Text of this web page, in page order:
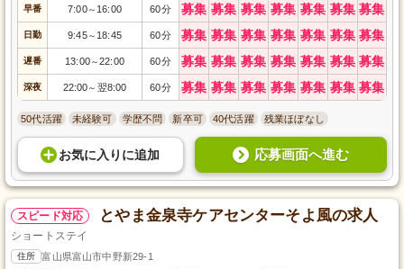
早番 7:00～ 16:00 60分 募集 募集 募集 募集 募集 募集 募集
日勤 9:45～ 18:45 60分 募集 募集 募集 募集 募集 募集 募集
遅番 13:00～22:00 60分 募集 募集 募集 募集 募集 募集 募集
深夜 22:00～ 翌8:00 60分 募集 募集 募集 募集 募集 募集 募集
50代活躍 未経験可 学歴不問 新卒可 40代活躍 残業ほぼなし
お気に入り に追加 応募画面へ進む
スピード対応 とやま金泉寺ケアセンターそよ風の求人
ショートステイ
住所 富山県富山市中野新29-1